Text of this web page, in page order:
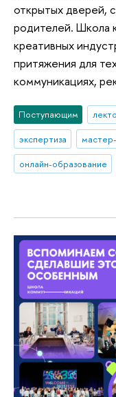
открытых дверей,
родителей. Школа
креативных
притяжения для
коммуникациях,
Поступающим
экспертиза
онлайн-образование